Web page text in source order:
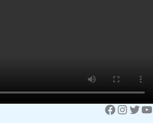
Facebook Instagram Twitter YouTube